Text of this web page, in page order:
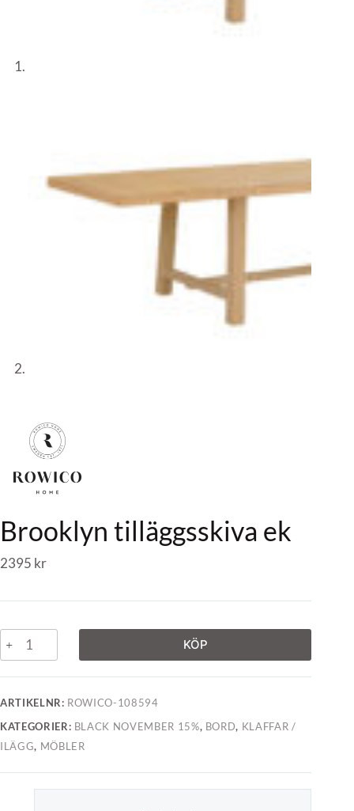
Brooklyn tilläggsskiva ek
2395 kr
KÖP
ARTIKELNR: ROWICO-108594
KATEGORIER: BLACK NOVEMBER 15%, BORD, KLAFFAR /
ILÄGG, MÖBLER